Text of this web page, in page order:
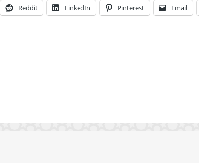
Reddit LinkedIn Pinterest Email